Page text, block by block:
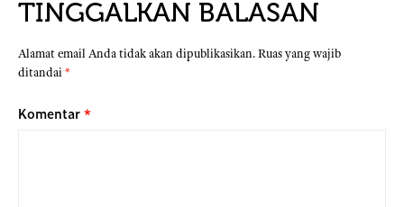
TINGGALKAN BALASAN
Alamat email Anda tidak akan dipublikasikan.Ruas yang wajib
ditandai*
Komentar*